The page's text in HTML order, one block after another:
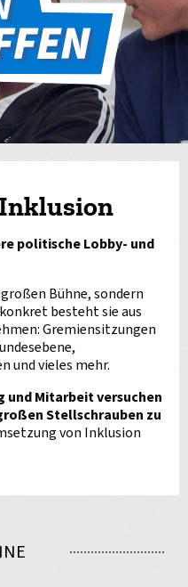
politische Lobby- und
Bühne, sondern
besteht sie aus
Gremiensitzungen
und vieles mehr.
und Mitarbeit versuchen
Stellschrauben zu
von Inklusion